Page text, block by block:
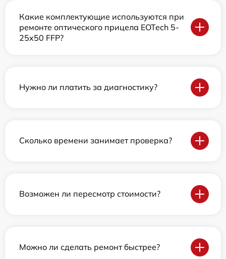
Какие комплектующие используются при
ремонте оптического прицела EOTech 5-
25x50 FFP?
Нужно ли платить за диагностику?
Сколько времени занимает проверка?
Возможен ли пересмотр стоимости?
Можно ли сделать ремонт быстрее?